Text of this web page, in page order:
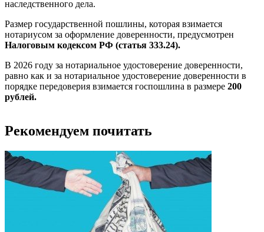
наследственного дела.
Размер государственной пошлины, которая взимается
нотариусом за оформление доверенности, предусмотрен
Налоговым кодексом РФ (статья 333.24).
В 2026 году за нотариальное удостоверение доверенности,
равно как и за нотариальное удостоверение доверенности в
порядке передоверия взимается госпошлина в размере 200
рублей.
Рекомендуем почитать